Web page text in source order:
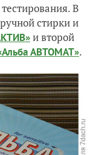
В
стирки и
и второй
АВТОМАТ».